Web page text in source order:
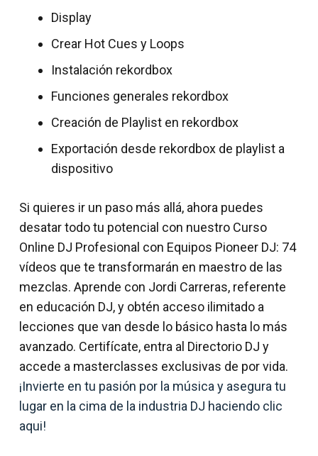
Display
Crear Hot Cues y Loops
Instalación rekordbox
Funciones generales rekordbox
Creación de Playlist en rekordbox
Exportación desde rekordbox de playlist a
dispositivo
Si quieres ir un paso más allá, ahora puedes
desatar todo tu potencial con nuestro Curso
Online DJ Profesional con Equipos Pioneer DJ: 74
vídeos que te transformarán en maestro de las
mezclas. Aprende con Jordi Carreras, referente
en educación DJ, y obtén acceso ilimitado a
lecciones que van desde lo básico hasta lo más
avanzado. Certifícate, entra al Directorio DJ y
accede a masterclasses exclusivas de por vida.
¡Invierte en tu pasión por la música y asegura tu
lugar en la cima de la industria DJ haciendo clic
aqui!